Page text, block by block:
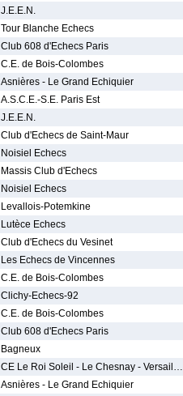
J.E.E.N.
Tour Blanche Echecs
Club 608 d'Echecs Paris
C.E. de Bois-Colombes
Asnières - Le Grand Echiquier
A.S.C.E.-S.E. Paris Est
J.E.E.N.
Club d'Echecs de Saint-Maur
Noisiel Echecs
Massis Club d'Echecs
Noisiel Echecs
Levallois-Potemkine
Lutèce Echecs
Club d'Echecs du Vesinet
Les Echecs de Vincennes
C.E. de Bois-Colombes
Clichy-Echecs-92
C.E. de Bois-Colombes
Club 608 d'Echecs Paris
Bagneux
CE Le Roi Soleil - Le Chesnay - Versail…
Asnières - Le Grand Echiquier